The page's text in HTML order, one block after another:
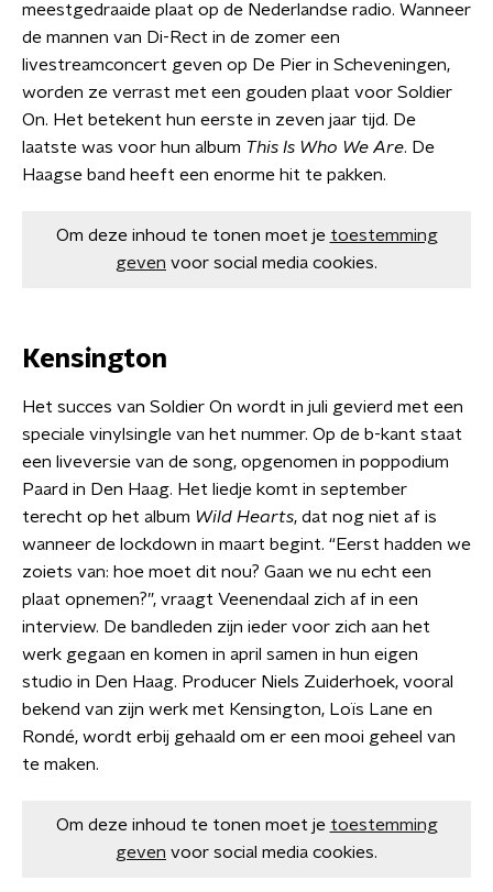
meestgedraaide plaat op de Nederlandse radio. Wanneer
de mannen van Di-Rect in de zomer een
livestreamconcert geven op De Pier in Scheveningen,
worden ze verrast met een gouden plaat voor Soldier
On. Het betekent hun eerste in zeven jaar tijd. De
laatste was voor hun album This Is Who We Are. De
Haagse band heeft een enorme hit te pakken.
Om deze inhoud te tonen moet je toestemming
geven voor social media cookies.
Kensington
Het succes van Soldier On wordt in juli gevierd met een
speciale vinylsingle van het nummer. Op de b-kant staat
een liveversie van de song, opgenomen in poppodium
Paard in Den Haag. Het liedje komt in september
terecht op het album Wild Hearts, dat nog niet af is
wanneer de lockdown in maart begint. “Eerst hadden we
zoiets van: hoe moet dit nou? Gaan we nu echt een
plaat opnemen?”, vraagt Veenendaal zich af in een
interview. De bandleden zijn ieder voor zich aan het
werk gegaan en komen in april samen in hun eigen
studio in Den Haag. Producer Niels Zuiderhoek, vooral
bekend van zijn werk met Kensington, Loïs Lane en
Rondé, wordt erbij gehaald om er een mooi geheel van
te maken.
Om deze inhoud te tonen moet je toestemming
geven voor social media cookies.